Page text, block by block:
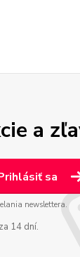
a
sa
newslettera.
14 dní.